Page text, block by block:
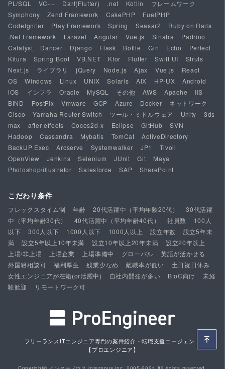
PL/SQL
VC++ Dart(Flutter) .net Kotlin
フレームワーク
Symphony
Zend Framework CakePHP
FuelPHP
CodeIgniter
Play Framework Spring Seasar2
Ruby on Rails
.Net Framework
Laravel Angular Vue.js Sinatra
Padrino
Catalyst
Dancer Django Flask Bottle Gin Echo
Perfect
Kitura
Spring Boot VB.NET Ktor Flutter Swift UI
Struts
Next.js
ライブラリ jQuery Node.js Ajax Vue.js
React
OS
Windows Linux UNIX Solaris AIX HP-UX
Android
iOS
インフラ Oracle MySQL その他 AWS Apache
IIS
BIND
PostFix Vmware GCP Azure Docker
ネットワーク
Cisco
Yamaha Router Switch ツール・ミドルウェア Unity
3ds
max
after effects Cocos2d-x Eclipse GitHub
SVN
Hadoop
Cassandra Mybatis TomCat
ActiveDirectory
BackUP Exec
Arcserve Systemwalker JP1
Tivoli
OpenView
Jenkins Selenium JUnit Git
Maya
Photoshop/illustrator
Salesforce SAP SharePoint
こだわり条件
フレックスタイム制 年齢 20代活躍中（平均年齢20代）
30代活躍
中（平均年齢30代）
40代活躍中（平均年齢40代） 社員数
100人
以下
300人以下 1000人以下 1000人以上 設立年数
設立5年未
満
設立5年以上10年未満 設立10年以上20年未満
設立20年以上
上場/非上場
上場企業 上場準備中 グローバル
英語が活かせる
外国籍相談可
福利厚生 残業少なめ 離職率が低い
土日祝日休み
女性エンジニアが在籍(or活躍中)
自社内開発が多い BtoC向け
未経
験歓迎
リモートワーク可
フリーランスITエンジニア専門の案件紹介・転職支援エージェント
【プロエンジニア】